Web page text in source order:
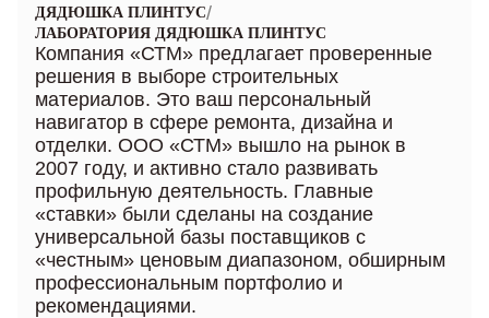
ДЯДЮШКА ПЛИНТУС/
ЛАБОРАТОРИЯ ДЯДЮШКА ПЛИНТУС
Компания «СТМ» предлагает проверенные
решения в выборе строительных
материалов. Это ваш персональный
навигатор в сфере ремонта, дизайна и
отделки. ООО «СТМ» вышло на рынок в
2007 году, и активно стало развивать
профильную деятельность. Главные
«ставки» были сделаны на создание
универсальной базы поставщиков с
«честным» ценовым диапазоном, обширным
профессиональным портфолио и
рекомендациями.